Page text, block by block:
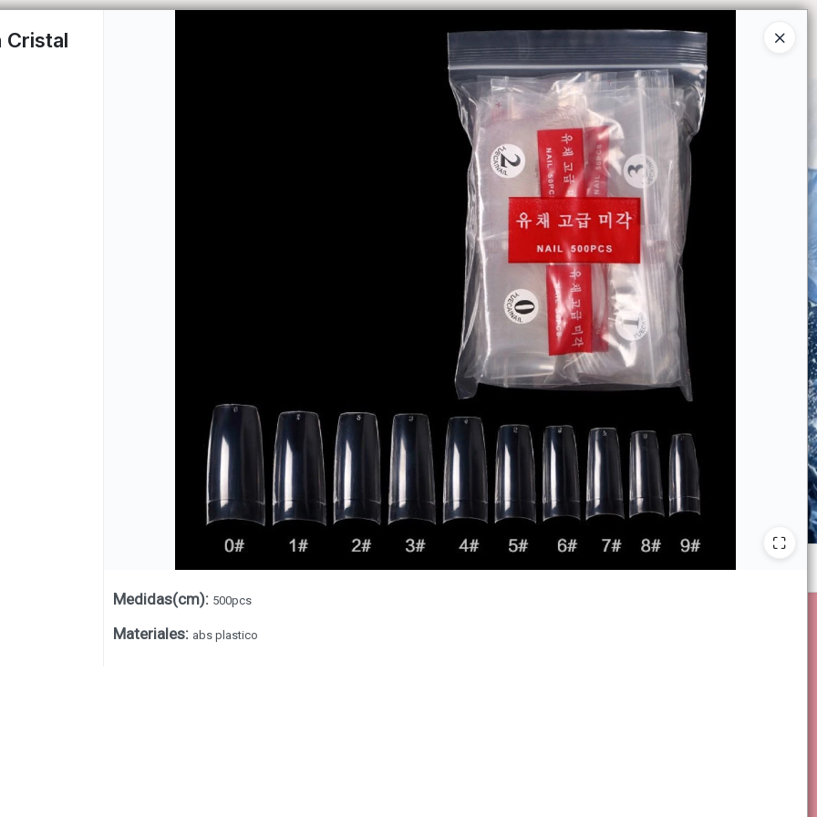
Cristal
Medidas(cm): 500pcs
Materiales: abs plastico
Ingresar a la Tienda
CÓMO COMPRAR QUIÉNES SOMOS CONTACTO